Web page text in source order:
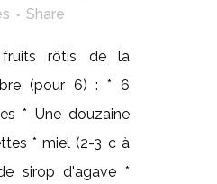
Share
rôtis de la
(pour 6) : * 6
* Une douzaine
* miel (2-3 c à
sirop d'agave *